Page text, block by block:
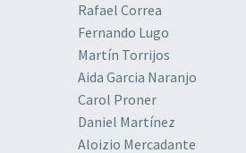
Rafael Correa
Fernando Lugo
Martín Torrijos
Aida Garcia Naranjo
Carol Proner
Daniel Martínez
Aloizio Mercadante